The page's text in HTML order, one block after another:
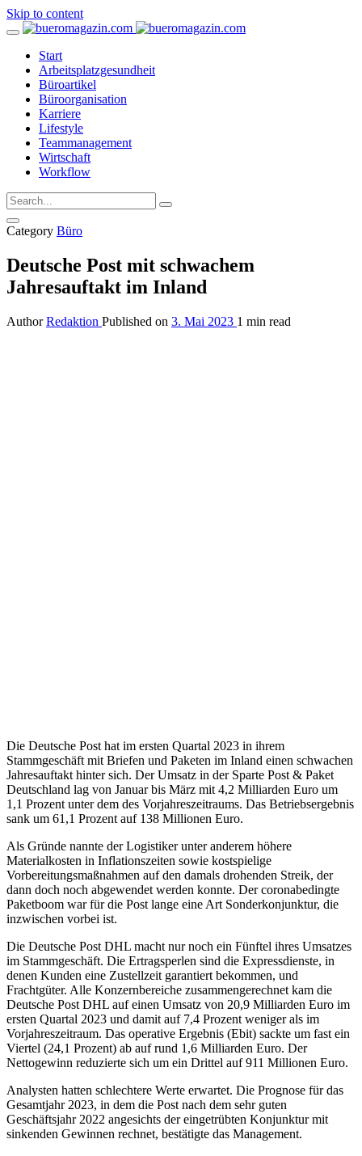
Skip to content
Start
Arbeitsplatzgesundheit
Büroartikel
Büroorganisation
Karriere
Lifestyle
Teammanagement
Wirtschaft
Workflow
Category Büro
Deutsche Post mit schwachem
Jahresauftakt im Inland
Author Redaktion Published on 3. Mai 2023 1 min read
Die Deutsche Post hat im ersten Quartal 2023 in ihrem
Stammgeschäft mit Briefen und Paketen im Inland einen schwachen
Jahresauftakt hinter sich. Der Umsatz in der Sparte Post & Paket
Deutschland lag von Januar bis März mit 4,2 Milliarden Euro um
1,1 Prozent unter dem des Vorjahreszeitraums. Das Betriebsergebnis
sank um 61,1 Prozent auf 138 Millionen Euro.
Als Gründe nannte der Logistiker unter anderem höhere
Materialkosten in Inflationszeiten sowie kostspielige
Vorbereitungsmaßnahmen auf den damals drohenden Streik, der
dann doch noch abgewendet werden konnte. Der coronabedingte
Paketboom war für die Post lange eine Art Sonderkonjunktur, die
inzwischen vorbei ist.
Die Deutsche Post DHL macht nur noch ein Fünftel ihres Umsatzes
im Stammgeschäft. Die Ertragsperlen sind die Expressdienste, in
denen Kunden eine Zustellzeit garantiert bekommen, und
Frachtgüter. Alle Konzernbereiche zusammengerechnet kam die
Deutsche Post DHL auf einen Umsatz von 20,9 Milliarden Euro im
ersten Quartal 2023 und damit auf 7,4 Prozent weniger als im
Vorjahreszeitraum. Das operative Ergebnis (Ebit) sackte um fast ein
Viertel (24,1 Prozent) ab auf rund 1,6 Milliarden Euro. Der
Nettogewinn reduzierte sich um ein Drittel auf 911 Millionen Euro.
Analysten hatten schlechtere Werte erwartet. Die Prognose für das
Gesamtjahr 2023, in dem die Post nach dem sehr guten
Geschäftsjahr 2022 angesichts der eingetrübten Konjunktur mit
sinkenden Gewinnen rechnet, bestätigte das Management.